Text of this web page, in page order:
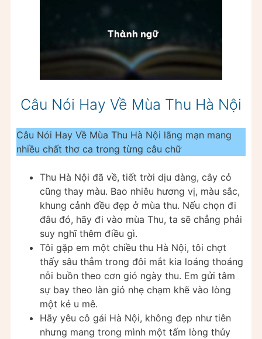
Câu Nói Hay Về Mùa Thu Hà Nội
Câu Nói Hay Về Mùa Thu Hà Nội lãng mạn mang
nhiều chất thơ ca trong từng câu chữ
Thu Hà Nội đã về, tiết trời dịu dàng, cây cỏ
cũng thay màu. Bao nhiêu hương vị, màu sắc,
khung cảnh đều đẹp ở mùa thu. Nếu chọn đi
đâu đó, hãy đi vào mùa Thu, ta sẽ chẳng phải
suy nghĩ thêm điều gì.
Tôi gặp em một chiều thu Hà Nội, tôi chợt
thấy sâu thẳm trong đôi mắt kia loáng thoáng
nỗi buồn theo cơn gió ngày thu. Em gửi tâm
sự bay theo làn gió nhẹ chạm khẽ vào lòng
một kẻ u mê.
Hãy yêu cô gái Hà Nội, không đẹp như tiên
nhưng mang trong mình một tấm lòng thủy